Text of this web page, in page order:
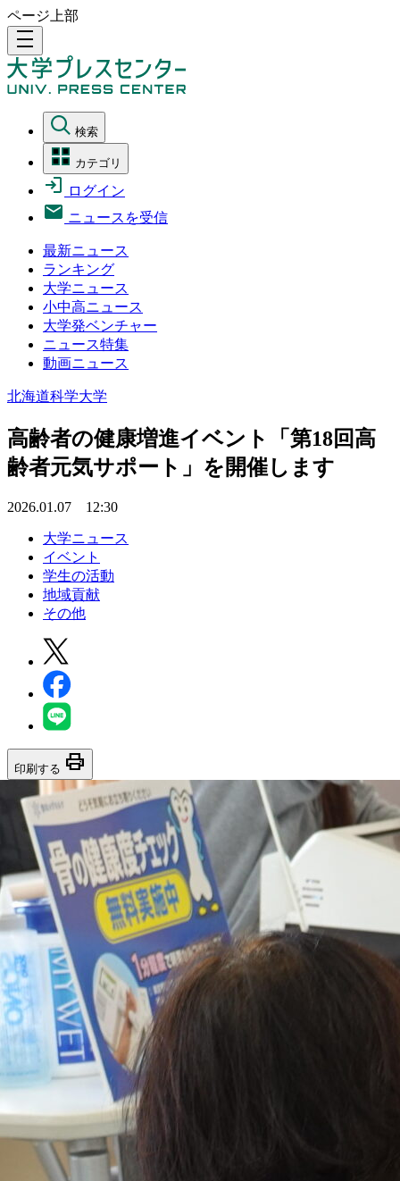
ページ上部
density_medium
検索
カテゴリ
ログイン
ニュースを受信
最新ニュース
ランキング
大学ニュース
小中高ニュース
大学発ベンチャー
ニュース特集
動画ニュース
北海道科学大学
高齢者の健康増進イベント「第18回高
齢者元気サポート」を開催します
2026.01.07 12:30
大学ニュース
イベント
学生の活動
地域貢献
その他
印刷する print